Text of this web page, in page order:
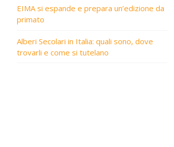
EIMA si espande e prepara un’edizione da
primato
Alberi Secolari in Italia: quali sono, dove
trovarli e come si tutelano